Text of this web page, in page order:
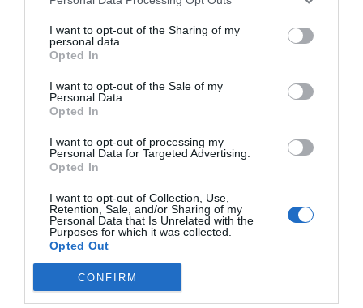
I want to opt-out of the Sharing of my
personal data.
Opted In
I want to opt-out of the Sale of my
Personal Data.
Opted In
I want to opt-out of processing my
Personal Data for Targeted Advertising.
Opted In
I want to opt-out of Collection, Use,
Retention, Sale, and/or Sharing of my
Personal Data that Is Unrelated with the
Purposes for which it was collected.
Opted Out
CONFIRM
EM RESUMO
ROTAS DE REGRESSO DA CODORNIZ COM LATITUDES
CRESCENTES E PAISAGENS ANTROPOGÉNICAS. DE ACORDO COM
ESTES FACTOS, A ECOLOGIA GLOBAL NECESSITA DE
COMPREENDER MELHOR OS EFEITOS DO AMBIENTE CONSTRUÍDO
NAS INTERAÇÕES ENTRE OS HUMANOS E VIDA SELVAGEM.
ANIMAIS CAÇA
POPULAÇÕES